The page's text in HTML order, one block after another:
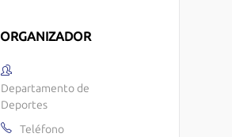
ORGANIZADOR
Departamento de
Deportes
Teléfono